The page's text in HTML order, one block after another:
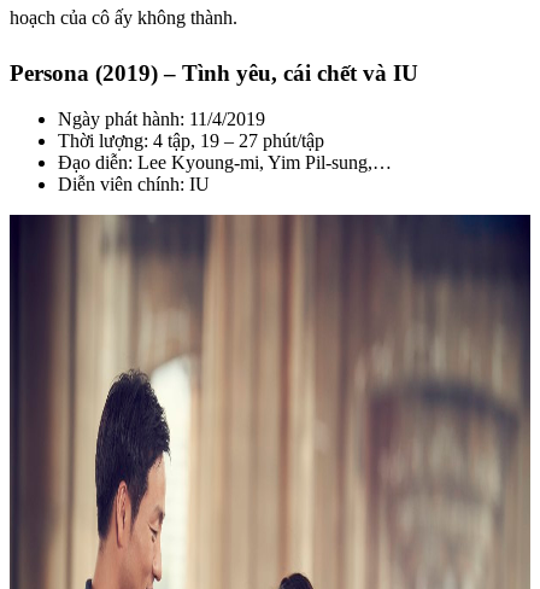
hoạch của cô ấy không thành.
Persona (2019) – Tình yêu, cái chết và IU
Ngày phát hành: 11/4/2019
Thời lượng: 4 tập, 19 – 27 phút/tập
Đạo diễn: Lee Kyoung-mi, Yim Pil-sung,…
Diễn viên chính: IU